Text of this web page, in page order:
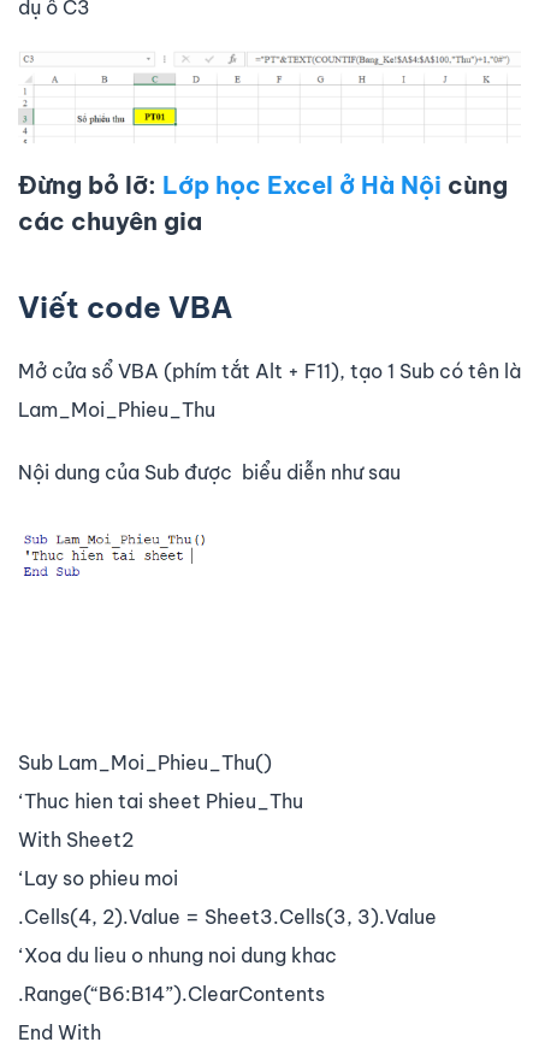
dụ ô C3
Đừng bỏ lỡ: Lớp học Excel ở Hà Nội cùng
các chuyên gia
Viết code VBA
Mở cửa sổ VBA (phím tắt Alt + F11), tạo 1 Sub có tên là
Lam_Moi_Phieu_Thu
Nội dung của Sub được biểu diễn như sau
Sub Lam_Moi_Phieu_Thu()
‘Thuc hien tai sheet Phieu_Thu
With Sheet2
‘Lay so phieu moi
.Cells(4, 2).Value = Sheet3.Cells(3, 3).Value
‘Xoa du lieu o nhung noi dung khac
.Range(“B6:B14”).ClearContents
End With